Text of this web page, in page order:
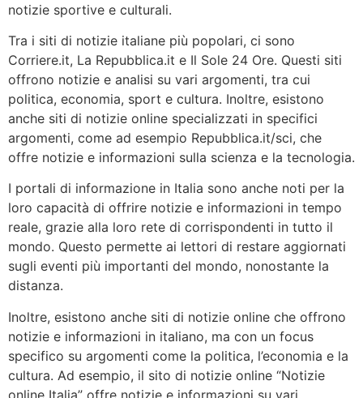
notizie sportive e culturali.
Tra i siti di notizie italiane più popolari, ci sono
Corriere.it, La Repubblica.it e Il Sole 24 Ore. Questi siti
offrono notizie e analisi su vari argomenti, tra cui
politica, economia, sport e cultura. Inoltre, esistono
anche siti di notizie online specializzati in specifici
argomenti, come ad esempio Repubblica.it/sci, che
offre notizie e informazioni sulla scienza e la tecnologia.
I portali di informazione in Italia sono anche noti per la
loro capacità di offrire notizie e informazioni in tempo
reale, grazie alla loro rete di corrispondenti in tutto il
mondo. Questo permette ai lettori di restare aggiornati
sugli eventi più importanti del mondo, nonostante la
distanza.
Inoltre, esistono anche siti di notizie online che offrono
notizie e informazioni in italiano, ma con un focus
specifico su argomenti come la politica, l’economia e la
cultura. Ad esempio, il sito di notizie online “Notizie
online Italia” offre notizie e informazioni su vari